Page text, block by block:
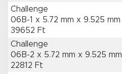
Challenge
06B-1 x 5.72 mm x 9.525 mm
39652 Ft
Challenge
06B-2 x 5.72 mm x 9.525 mm
22812 Ft